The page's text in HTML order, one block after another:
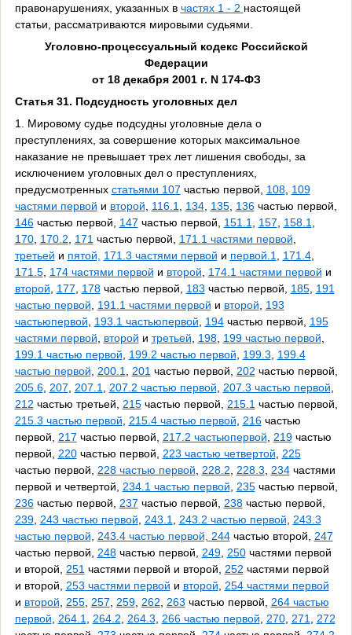
правонарушениях, указанных в частях 1 - 2 настоящей
статьи, рассматриваются мировыми судьями.
Уголовно-процессуальный кодекс Российской
Федерации
от 18 декабря 2001 г. N 174-ФЗ
Статья 31. Подсудность уголовных дел
1. Мировому судье подсудны уголовные дела о
преступлениях, за совершение которых максимальное
наказание не превышает трех лет лишения свободы, за
исключением уголовных дел о преступлениях,
предусмотренных статьями 107 частью первой, 108, 109
частями первой и второй 116.1 134, 135, 136частью первой,
146частью первой, 147 частью первой, 151.1 157 158.1
170, 170.2 171 частью первой, 171.1 частями первой
третьей и пятой, 171.3 частями первой и первой.1 171.4,
171.5, 174 частями первой и второй 174.1 частями первой и
второй
177 178частью первой, 183 частью первой, 185, 191
частью первой
191.1 частями первой и второй
193
частьюпервой
193.1 частьюпервой 194частью первой, 195
частями первой
второй и третьей 198, 199 частью первой
199.1 частью первой
199.2 частью первой 199.3
199.4
частью первой
200.1 201 частью первой, 202 частью первой,
205.6, 207 207.1 207.2 частью первой 207.3 частью первой
212 частью третьей, 215частью первой, 215.1 частью первой,
215.3 частью первой
215.4 частью первой 216частью
первой, 217 частью первой, 217.2 частьюпервой 219частью
первой, 220частью первой, 223 частью четвертой
225
частью первой, 228 частью первой 228.2 228.3 234частями
первой и четвертой, 234.1 частью первой 235частью первой,
236частью первой, 237 частью первой, 238частью первой,
239, 243 частью первой 243.1 243.2 частью первой
243.3
частью первой
243.4 частью первой, 244частью второй, 247
частью первой, 248частью первой, 249, 250частями первой
и второй, 251 частями первой и второй, 252 частями первой
и второй, 253 частями первой и второй
254 частями первой
и второй 255, 257 259, 262 263 частью первой, 264 частью
первой
264.1 264.2 264.3 266 частью первой 270, 271
272